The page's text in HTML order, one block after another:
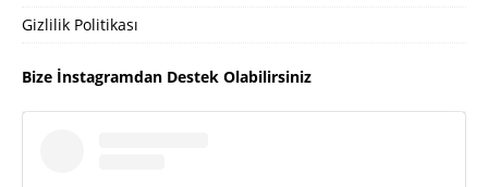
Gizlilik Politikası
Bize İnstagramdan Destek Olabilirsiniz